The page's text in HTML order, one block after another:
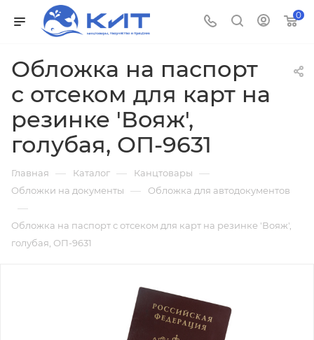
0
Обложка на паспорт
с отсеком для карт на
резинке 'Вояж',
голубая, ОП-9631
Главная — Каталог — Канцтовары —
Обложки на документы — Обложка для автодокументов
—
Обложка на паспорт с отсеком для карт на резинке 'Вояж',
голубая, ОП-9631